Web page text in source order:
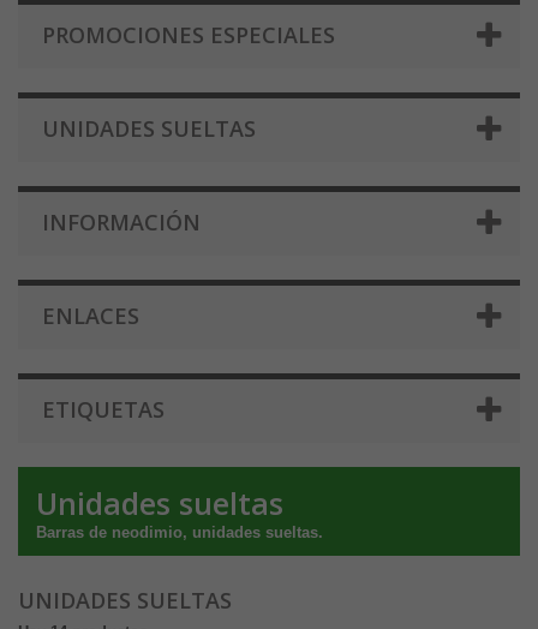
PROMOCIONES ESPECIALES
UNIDADES SUELTAS
INFORMACIÓN
ENLACES
ETIQUETAS
Unidades sueltas
Barras de neodimio, unidades sueltas.
UNIDADES SUELTAS